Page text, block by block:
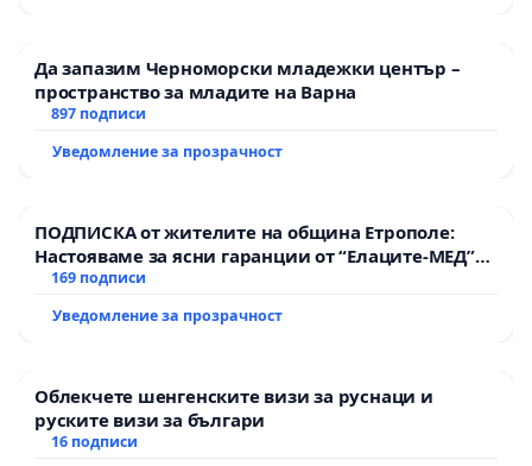
Да запазим Черноморски младежки център –
пространство за младите на Варна
897 подписи
Уведомление за прозрачност
ПОДПИСКА от жителите на община Етрополе:
Настояваме за ясни гаранции от “Елаците-МЕД”
АД и от държавата, че ще се изпълнят всички
169 подписи
Уведомление за прозрачност
Облекчете шенгенските визи за руснаци и
руските визи за българи
16 подписи